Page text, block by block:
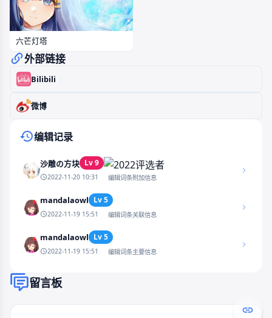
六芒灯塔
留言板
外部链接
Bilibili
微博
编辑记录
沙雕の方块 Lv 9
2022-11-20 10:31 编辑词条附加信息
mandalaowl Lv 5
2022-11-19 15:51 编辑词条关联信息
mandalaowl Lv 5
2022-11-19 15:51 编辑词条主要信息